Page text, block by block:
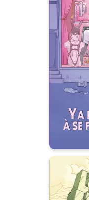
Ya
01/07/
Une BD
au